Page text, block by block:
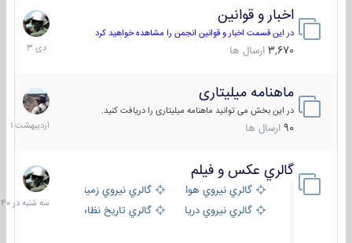
اخبار و قوانین
در این قسمت اخبار و قوانین انجمن را مشاهده خواهید کرد
3,670 ارسال ها
22
دی
1403
ماهنامه میلیتاری
در این بخش می توانید ماهنامه میلیتاری را دریافت کنید.
90 ارسال ها
30
1401
گالري عكس و فيلم
گالري نيروي هوايي
گالري نيروي زميني
گالري نيروي دريايي
گالري تاریخ نظامی
سه
شنبه
در